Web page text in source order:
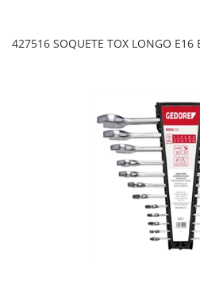
427516 SOQUETE TOX LONGO E16